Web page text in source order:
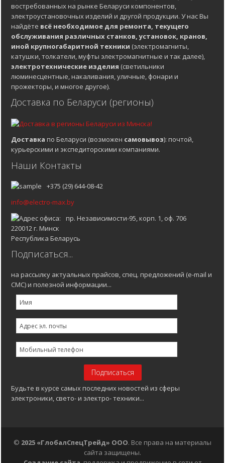
востребованных на рынке Беларуси компонентов,
электроустановочных изделий и другой продукции. У нас Вы
найдёте всё необходимое для ремонта, текущего
обслуживания различных станков, установок, кранов,
иной крупногабаритной техники (электромагниты,
катушки, толкатели, муфты электромагнитные и так далее),
электротехнические изделия (светильники
люминесцентные, накаливания, уличные, фонари и
прожекторы, и многое другое).
Доставка по Беларуси (регионы)
Доставка по Беларуси (возможен самовывоз): почтой,
курьерскими и экспедиторскими компаниями.
Наши Контакты
+375 (29) 644-08-42
info@electro-max.by
пр. Независимости-95, корп. 1, оф. 706
220012 г. Минск
Республика Беларусь
Подписаться...
на рассылку актуальных прайсов, спец. предложений (e-mail и
СМС) и полезной информации...
Будьте в курсе самых последних новостей из сферы
электроники, свето- и электро- техники...
© 2025 «ГлобалСпецТрейд» ООО. Все права на материалы
сайта защищены.